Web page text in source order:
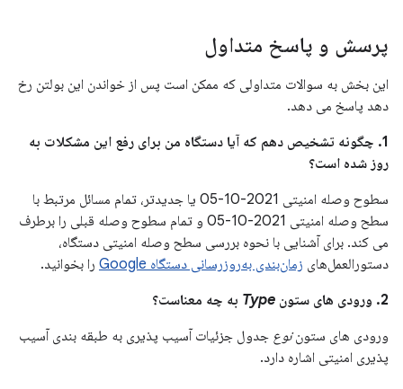
پرسش و پاسخ متداول
این بخش به سوالات متداولی که ممکن است پس از خواندن این بولتن رخ
دهد پاسخ می دهد.
1. چگونه تشخیص دهم که آیا دستگاه من برای رفع این مشکلات به
روز شده است؟
سطوح وصله امنیتی 2021-10-05 یا جدیدتر، تمام مسائل مرتبط با
سطح وصله امنیتی 2021-10-05 و تمام سطوح وصله قبلی را برطرف
می کند. برای آشنایی با نحوه بررسی سطح وصله امنیتی دستگاه،
دستورالعمل‌های زمان‌بندی به‌روزرسانی دستگاه Google
را بخوانید.
2. ورودی های ستون
Type به چه معناست؟
ورودی های ستوننوع جدول جزئیات آسیب پذیری به طبقه بندی آسیب
پذیری امنیتی اشاره دارد.